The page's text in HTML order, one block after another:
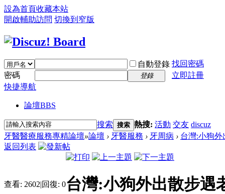
設為首頁收藏本站
開啟輔助訪問 切換到窄版
自動登錄 找回密碼
密碼
登錄
立即註冊
快捷導航
論壇BBS
搜索 搜索 熱搜: 活動 交友 discuz
牙醫醫療服務專精論壇»論壇 › 牙醫服務 › 牙周病 › 台灣:小狗外
返回列表
查看: 2602|回復: 0台灣:小狗外出散步遇